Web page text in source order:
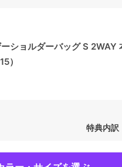
ーショルダーバッグ S 2WAY
）
特典内訳